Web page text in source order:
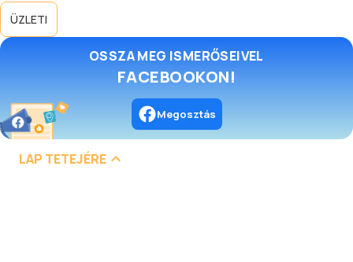
ÜZLETI
OSSZA MEG ISMERŐSEIVEL
FACEBOOKON!
Megosztás
LAP TETEJÉRE